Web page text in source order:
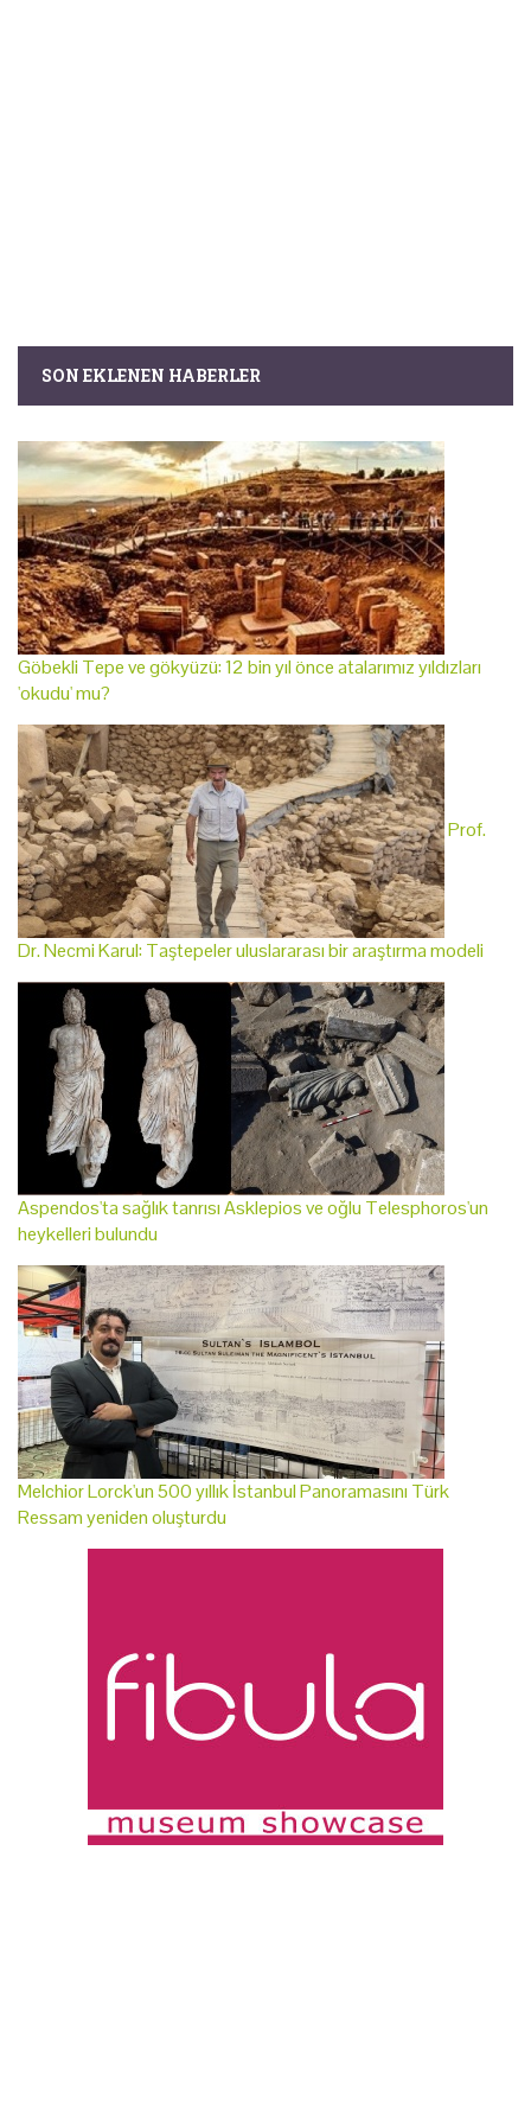
SON EKLENEN HABERLER
Göbekli Tepe ve gökyüzü: 12 bin yıl önce atalarımız yıldızları
'okudu' mu?
Prof.
Dr. Necmi Karul: Taştepeler uluslararası bir araştırma modeli
Aspendos'ta sağlık tanrısı Asklepios ve oğlu Telesphoros'un
heykelleri bulundu
Melchior Lorck'un 500 yıllık İstanbul Panoramasını Türk
Ressam yeniden oluşturdu